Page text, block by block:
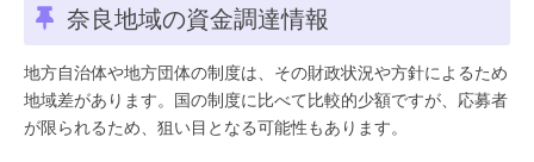
奈良地域の資金調達情報
地方自治体や地方団体の制度は、その財政状況や方針によるため
地域差があります。国の制度に比べて比較的少額ですが、応募者
が限られるため、狙い目となる可能性もあります。